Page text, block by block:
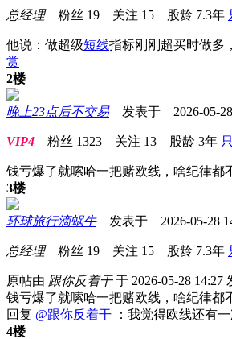
总经理粉丝 19 关注 15 股龄 7.3年
他说：做超级短线指标刚刚超买时做多
赏
2楼
晚上23点后不交易发表于 2026-05-28
VIP4 粉丝 1323 关注 13 股龄 3年
钱亏爆了就嗦哈一把赌欧线，啥纪律都
3楼
环球旅行滴蜗牛发表于 2026-05-28
总经理粉丝 19 关注 15 股龄 7.3年
原帖由 跟你反着干于 2026-05-28 14:27
钱亏爆了就嗦哈一把赌欧线，啥纪律都
回复 @跟你反着干 ：我觉得欧线还有
4楼